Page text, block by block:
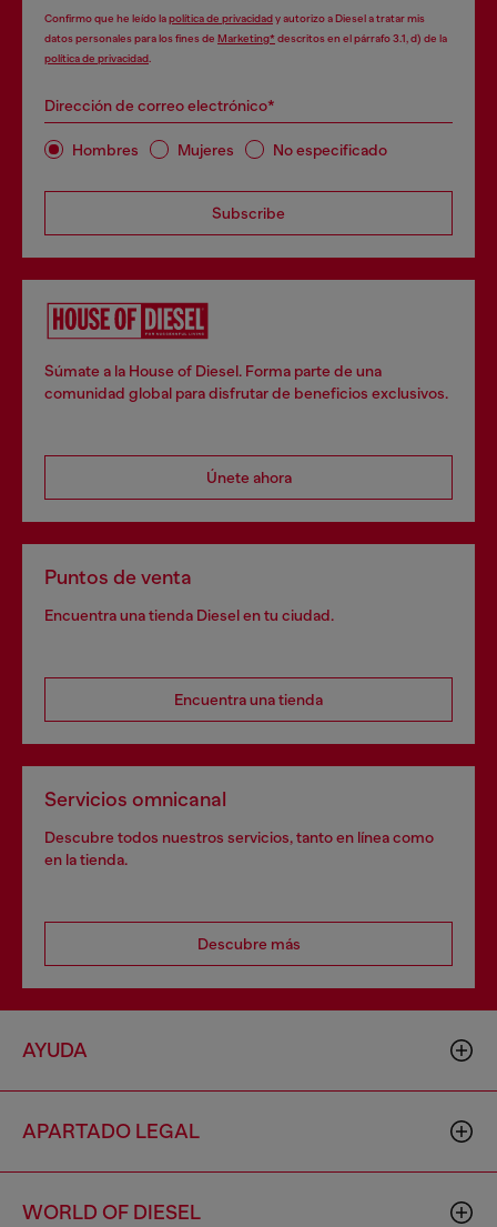
Confirmo que he leído lapolítica de privacidady autorizo a Diesel a tratar mis
datos personales para los fines de Marketing*descritos en el párrafo 3.1, d) de la
política de privacidad
Dirección de correo electrónico*
Hombres Mujeres No especificado
Subscribe
Súmate a la House of Diesel. Forma parte de una
comunidad global para disfrutar de beneficios exclusivos.
Únete ahora
Puntos de venta
Encuentra una tienda Diesel en tu ciudad.
Encuentra una tienda
Servicios omnicanal
Descubre todos nuestros servicios, tanto en línea como
en la tienda.
Descubre más
AYUDA
APARTADO LEGAL
WORLD OF DIESEL